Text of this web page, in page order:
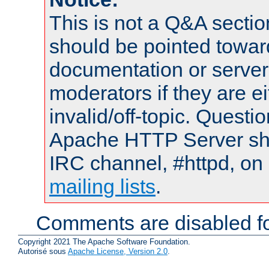
This is not a Q&A
should be pointed
documentation or
moderators if they are
invalid/off-topic.
Apache HTTP Server
IRC channel, #httpd,
mailing lists.
Comments are disabled
Copyright 2021 The Apache Software Foundation.
Autorisé sous Apache License, Version 2.0